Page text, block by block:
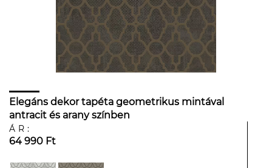
Elegáns dekor tapéta geometrikus mintával
antracit és arany színben
ÁR:
64 990 Ft